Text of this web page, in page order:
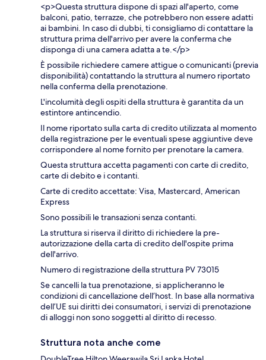
<p>Questa struttura dispone di spazi all'aperto, come
balconi, patio, terrazze, che potrebbero non essere adatti
ai bambini. In caso di dubbi, ti consigliamo di contattare la
struttura prima dell'arrivo per avere la conferma che
disponga di una camera adatta a te.</p>
È possibile richiedere camere attigue o comunicanti (previa
disponibilità) contattando la struttura al numero riportato
nella conferma della prenotazione.
L'incolumità degli ospiti della struttura è garantita da un
estintore antincendio.
Il nome riportato sulla carta di credito utilizzata al momento
della registrazione per le eventuali spese aggiuntive deve
corrispondere al nome fornito per prenotare la camera.
Questa struttura accetta pagamenti con carte di credito,
carte di debito e i contanti.
Carte di credito accettate: Visa, Mastercard, American
Express
Sono possibili le transazioni senza contanti.
La struttura si riserva il diritto di richiedere la pre-
autorizzazione della carta di credito dell'ospite prima
dell'arrivo.
Numero di registrazione della struttura PV 73015
Se cancelli la tua prenotazione, si applicheranno le
condizioni di cancellazione dell’host. In base alla normativa
dell’UE sui diritti dei consumatori, i servizi di prenotazione
di alloggi non sono soggetti al diritto di recesso.
Struttura nota anche come